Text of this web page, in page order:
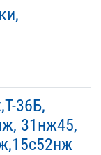
36Б,
31нж45,